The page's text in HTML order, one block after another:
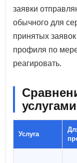
заявки
обычного для
принятых
профиля по мере
реагировать.
Услуга